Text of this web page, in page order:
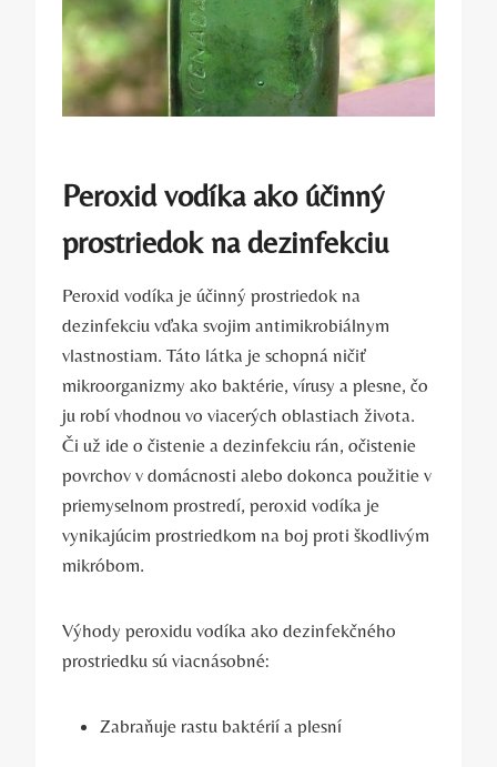
Peroxid vodíka ako účinný
prostriedok na dezinfekciu
Peroxid vodíka je účinný prostriedok na
dezinfekciu vďaka svojim antimikrobiálnym
vlastnostiam. Táto látka je schopná ničiť
mikroorganizmy ako baktérie, vírusy a plesne, čo
ju robí vhodnou vo viacerých oblastiach života.
Či už ide o čistenie a dezinfekciu rán, očistenie
povrchov v domácnosti alebo dokonca použitie v
priemyselnom prostredí, peroxid vodíka je
vynikajúcim prostriedkom na boj proti škodlivým
mikróbom.
Výhody peroxidu vodíka ako dezinfekčného
prostriedku sú viacnásobné:
Zabraňuje rastu baktérií a plesní